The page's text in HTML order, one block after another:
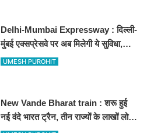
Delhi-Mumbai Expressway : दिल्ली-
मुंबई एक्सप्रेसवे पर अब मिलेगी ये सुविधा,
हेलीकॉप्टर सर्विस से तुरंत घायल पहुंचेगा
UMESH PUROHIT
New Vande Bharat train : शरू हुई
नई वंदे भारत ट्रैन, तीन राज्यों के लाखों लोगों
का सफर होगा आसान, देखें पूरा रूटमैप